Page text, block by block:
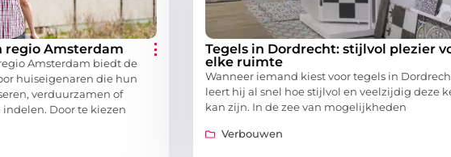
regio Amsterdam
Amsterdam biedt de
huiseigenaren die hun
verduurzamen of
Door te kiezen
Tegels in Dordrecht: stijlvol plezier
elke ruimte
Wanneer iemand kiest voor tegels in
leert hij al snel hoe stijlvol en veelzijdig deze
kan zijn. In de zee van mogelijkheden
Verbouwen